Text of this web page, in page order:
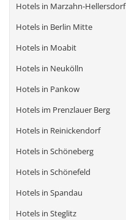
Hotels in Marzahn-Hellersdorf
Hotels in Berlin Mitte
Hotels in Moabit
Hotels in Neukölln
Hotels in Pankow
Hotels im Prenzlauer Berg
Hotels in Reinickendorf
Hotels in Schöneberg
Hotels in Schönefeld
Hotels in Spandau
Hotels in Steglitz